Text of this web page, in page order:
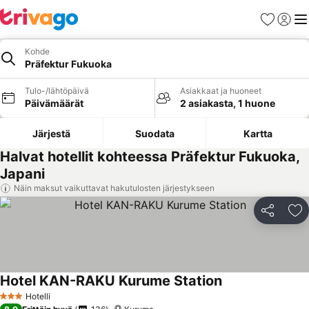
Suosikit
Kohde
Präfektur Fukuoka
Tulo-/lähtöpäivä
Päivämäärät
Asiakkaat ja huoneet
2 asiakasta, 1 huone
Järjestä Suodata Kartta
Halvat hotellit kohteessa Präfektur Fukuoka,
Japani
Näin maksut vaikuttavat hakutulosten järjestykseen
Jaa
3 Tähtiluokitus
Hotelli
Hotel KAN-RAKU Kurume Station